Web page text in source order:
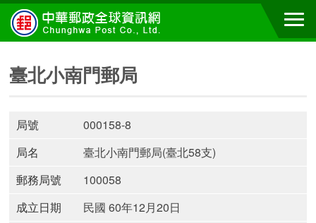
臺北小南門郵局
局號
000158-8
局名
臺北小南門郵局(臺北58支)
郵務局號
100058
成立日期
民國 60年12月20日